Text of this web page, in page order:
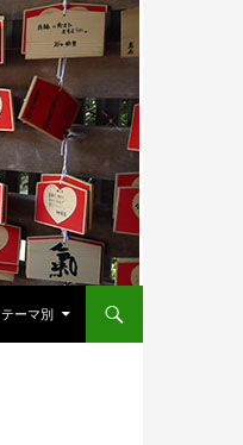
テーマ別